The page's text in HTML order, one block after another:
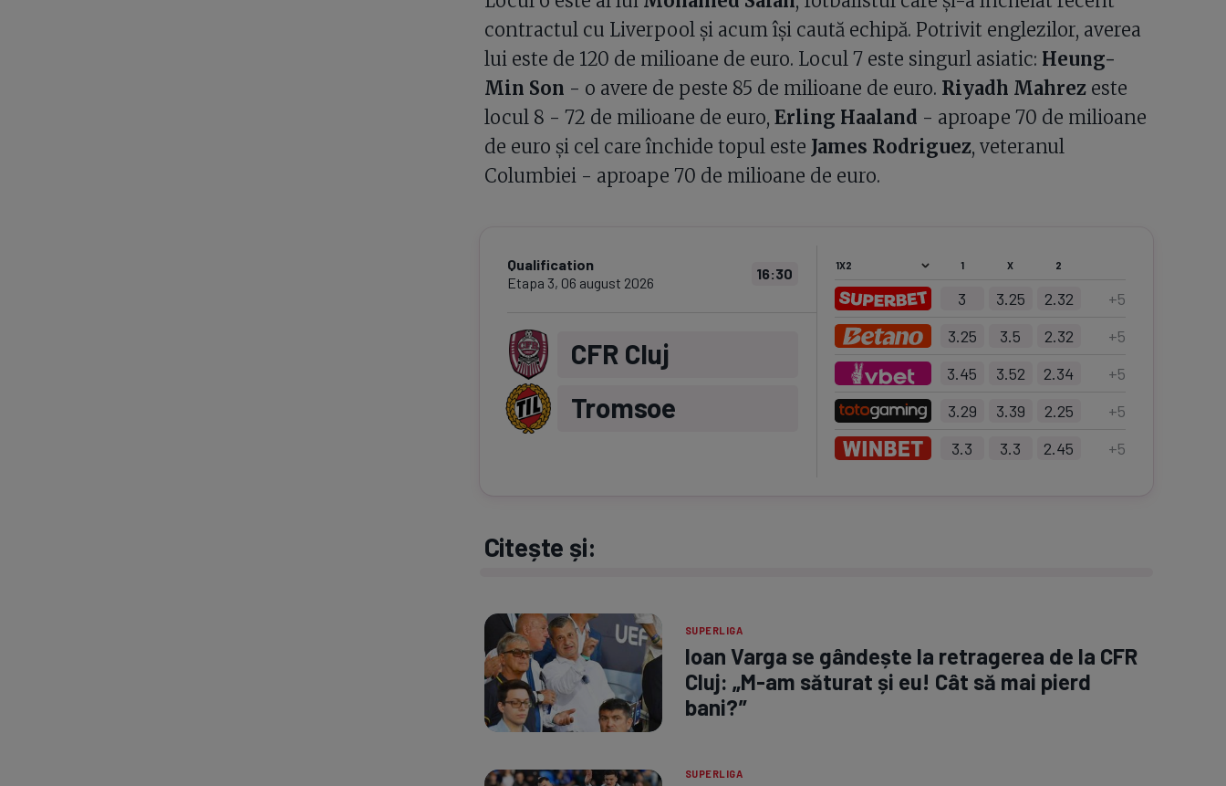
contractul cu Liverpool și acum își caută echipă. Potrivit englezilor, averea
lui este de 120 de milioane de euro. Locul 7 este singurl asiatic: Heung-
Min Son - o avere de peste 85 de milioane de euro. Riyadh Mahrezeste
locul 8 - 72 de milioane de euro, Erling Haaland - aproape 70 de milioane
de euro și cel care închide topul este James Rodriguez, veteranul
Columbiei - aproape 70 de milioane de euro.
Qualification
Etapa 3, 06 august 2026
16:30
CFR Cluj
Tromsoe
1 X 2
3 3.25 2.32 +5
3.25
3.5 2.32 +5
3.45
3.52 2.34 +5
3.29
3.39 2.25 +5
3.3
3.3 2.45 +5
Citește și:
SUPERLIGA
Ioan Varga se gândește la retragerea de la CFR
Cluj: „M-am săturat și eu! Cât să mai pierd
bani?”
SUPERLIGA